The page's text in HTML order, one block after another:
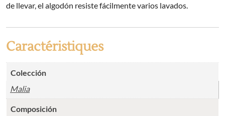
de llevar, el algodón resiste fácilmente varios lavados.
Caractéristiques
Colección
Malia
Composición